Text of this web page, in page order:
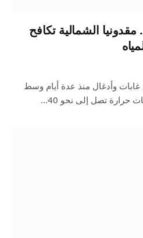
الشمالية تكافح
غابات وأدغال منذ عدة أيام وسط
حرارة تصل إلى نحو 40…